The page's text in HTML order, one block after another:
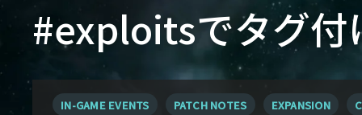
#exploitsでタグ付
IN-GAME EVENTS PATCH NOTES EXPANSION